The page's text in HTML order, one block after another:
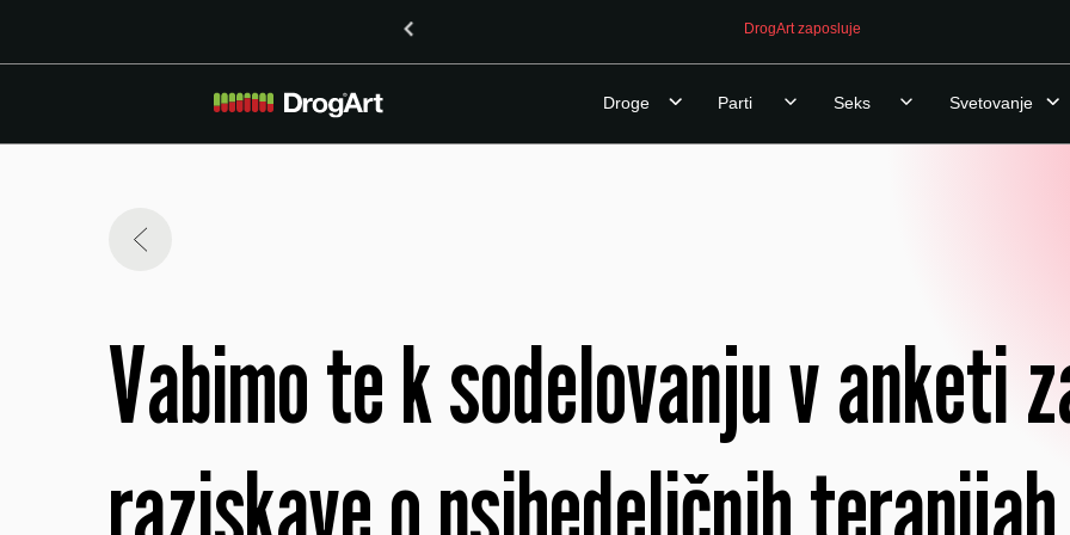
DrogArt zaposluje
Droge Parti Seks Svetovanje
Vabimo te k sodelovanju v anketi
raziskave o psihedeličnih